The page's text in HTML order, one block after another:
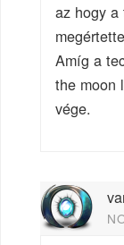
az hogy
Amíg a
the moon
vége.